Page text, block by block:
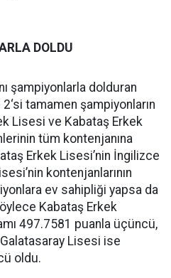
DOLDU
şampiyonlarla dolduran
tamamen şampiyonların
Lisesi ve Kabataş Erkek
tüm kontenjanına
Erkek Lisesi’nin İngilizce
kontenjanlarının
ev sahipliği yapsa da
Kabataş Erkek
497.7581 puanla üçüncü,
Lisesi ise
oldu.